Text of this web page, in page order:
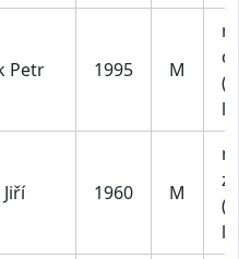
Petr 1995 M
1960 M